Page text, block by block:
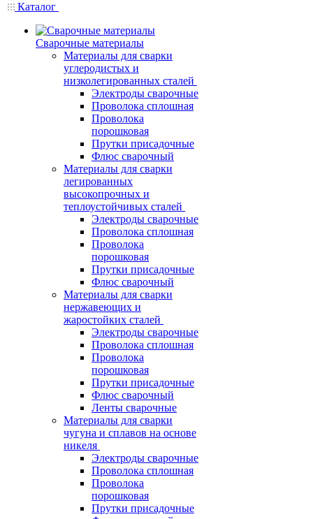
Каталог
Сварочные материалы
Материалы для сварки
углеродистых и
низколегированных сталей
Электроды сварочные
Проволока сплошная
Проволока
порошковая
Прутки присадочные
Флюс сварочный
Материалы для сварки
легированных
высокопрочных и
теплоустойчивых сталей
Электроды сварочные
Проволока сплошная
Проволока
порошковая
Прутки присадочные
Флюс сварочный
Материалы для сварки
нержавеющих и
жаростойких сталей
Электроды сварочные
Проволока сплошная
Проволока
порошковая
Прутки присадочные
Флюс сварочный
Ленты сварочные
Материалы для сварки
чугуна и сплавов на основе
никеля
Электроды сварочные
Проволока сплошная
Проволока
порошковая
Прутки присадочные